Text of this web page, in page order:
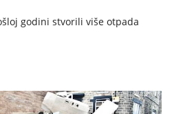
godini stvorili više otpada